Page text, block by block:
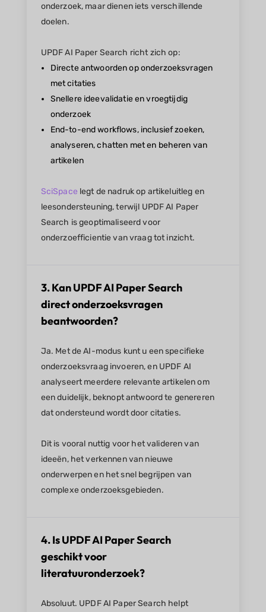
onderzoek, maar dienen iets verschillende
doelen.
UPDF AI Paper Search richt zich op:
Directe antwoorden op onderzoeksvragen
met citaties
Snellere ideevalidatie en vroegtijdig
onderzoek
End-to-end workflows, inclusief zoeken,
analyseren, chatten met en beheren van
artikelen
SciSpace legt de nadruk op artikeluitleg en
leesondersteuning, terwijl UPDF AI Paper
Search is geoptimaliseerd voor
onderzoefficientie van vraag tot inzicht.
3. Kan UPDF AI Paper Search
direct onderzoeksvragen
beantwoorden?
Ja. Met de AI-modus kunt u een specifieke
onderzoeksvraag invoeren, en UPDF AI
analyseert meerdere relevante artikelen om
een duidelijk, beknopt antwoord te genereren
dat ondersteund wordt door citaties.
Dit is vooral nuttig voor het valideren van
ideeën, het verkennen van nieuwe
onderwerpen en het snel begrijpen van
complexe onderzoeksgebieden.
4. Is UPDF AI Paper Search
geschikt voor
literatuuronderzoek?
Absoluut. UPDF AI Paper Search helpt